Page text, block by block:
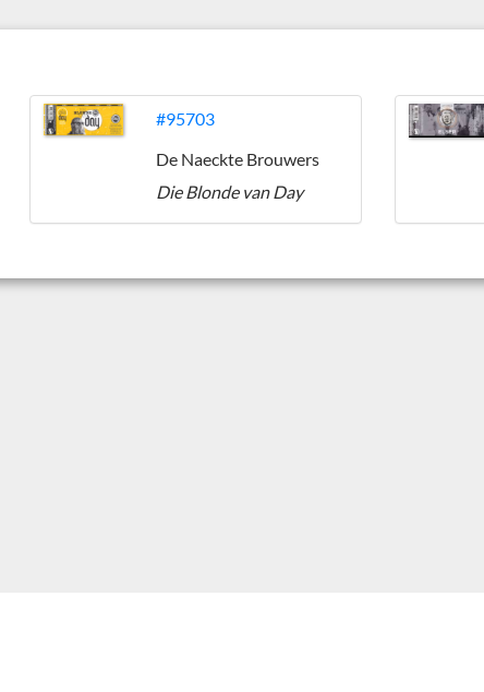
#95703
De Naeckte Brouwers
Die Blonde van Day